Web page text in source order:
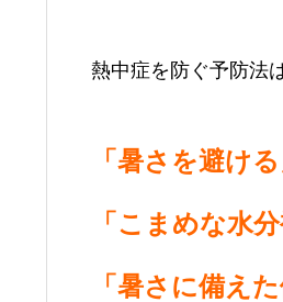
熱中症を防ぐ予防法は
「暑さを避ける
「こまめな水分
「暑さに備えた